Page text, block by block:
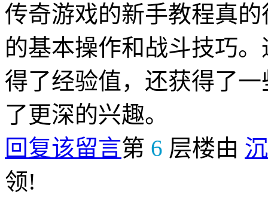
传奇游戏的新手教程真
的基本操作和战斗技巧
得了经验值，还获得了
了更深的兴趣。
回复该留言第 6 层楼由
领!